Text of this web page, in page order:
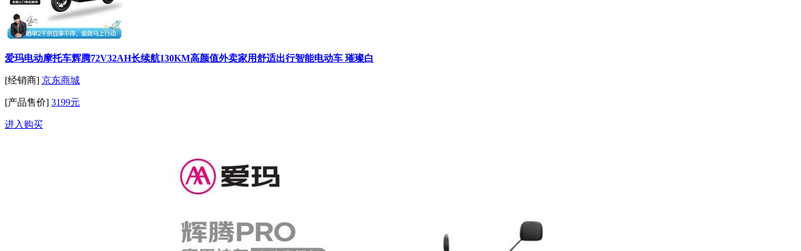
爱玛电动摩托车辉腾72V32AH长续航130KM高颜值外卖家用舒适出行智能电动车 璀璨白
[经销商] 京东商城
[产品售价] 3199元
进入购买